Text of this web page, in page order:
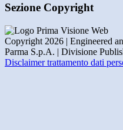
Sezione Copyright
Copyright 2026 | Engineered
Parma S.p.A. | Divisione
Disclaimer trattamento dati